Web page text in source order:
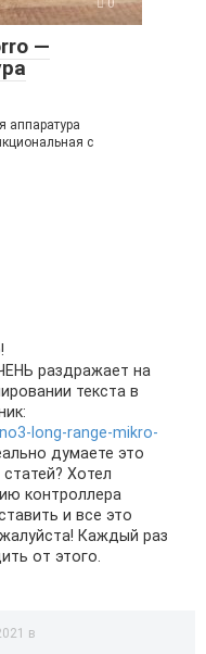
0
—
аппаратура
с
раздражает на
текста в
long-range-mikro-
думаете это
Хотел
контроллера
и все это
Каждый раз
от этого.
в